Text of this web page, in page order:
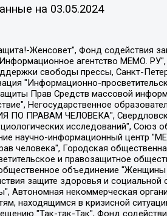
на 03.05.2024
являющееся администратором доменного имени интернет-издания "The Insider SIA", https://theins.ru, Постернак Алексей Евгеньевич, Рубин Михаил Аркадьевич, Анин Роман Александрович, Юридическое лицо Istories fonds, зарегистрированное в Латвийской Республике (регистрационный номер 50008295751, дата регистрации 24.02.2020), Великовский Дмитрий Александрович, Долинина Ирина Николаевна, Мароховская Алеся Алексеевна, Шлейнов Роман Юрьевич, Шмагун Олеся Валентиновна, Общество с ограниченной ответственностью "Альтаир 2021", Общество с ограниченной ответственностью "Вега 2021", Общество с ограниченной ответственностью "Главный редактор 2021", Общество с ограниченной ответственностью "Ромашки монолит", Важенков Артем Валерьевич, Ивановская областная общественная организация "Центр гендерных исследований", Гурман Юрий Альбертович, Медиапроект "ОВД-Инфо", Егоров Владимир Владимирович, Жилинский Владимир Александрович, Общество с ограниченной ответственностью "ЗП", Иванова София Юрьевна, Карезина Инна Павловна, Кильтау Екатерина Викторовна, Петров Алексей Викторович, Пискунов Сергей Евгеньевич, Смирнов Сергей Сергеевич, Тихонов Михаил Сергеевич, Общество с ограниченной ответственностью "ЖУРНАЛИСТ-ИНОСТРАННЫЙ АГЕНТ", Арапова Галина Юрьевна, Вольтская Татьяна Анатольевна, Американская компания "Mason G.E.S. Anonymous Foundation" (США), являющаяся владельцем интернет-издания https://mnews.world/, Компания "Stichting Bellingcat", зарегистрированная в Нидерландах (дата регистрации 11.07.2018), Захаров Андрей Вячеславович, Клепиковская Екатерина Дмитриевна, Общество с ограниченной ответственностью "МЕМО", Перл Роман Александрович, Симонов Евгений Алексеевич, Соловьева Елена Анатольевна, Сотников Даниил Владимирович, Сурначева Елизавета Дмитриевна, Автономная некоммерческая организация по защите прав человека и информированию населения "Якутия – Наше Мнение", Общество с ограниченной ответственностью "Москоу диджитал медиа", с 26.01.2023 Общество с ограниченной ответственностью "Чайка Белые сады", Ветошкина Валерия Валерьевна, Заговора Максим Александрович, Межрегиональное общественное движение "Российская ЛГБТ -